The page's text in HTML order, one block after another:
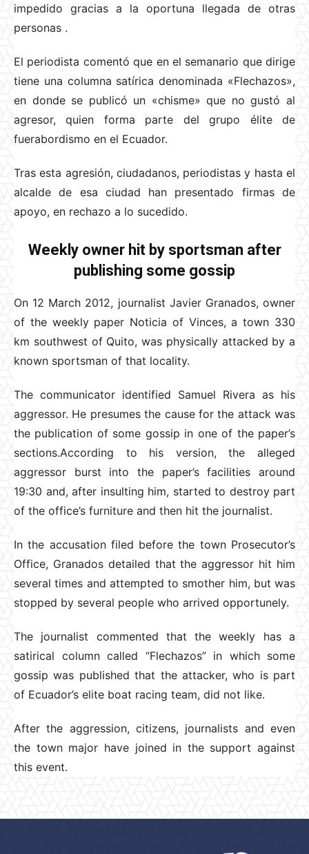
impedido gracias a la oportuna llegada de otras
personas .
El periodista comentó que en el semanario que dirige
tiene una columna satírica denominada «Flechazos»,
en donde se publicó un «chisme» que no gustó al
agresor, quien forma parte del grupo élite de
fuerabordismo en el Ecuador.
Tras esta agresión, ciudadanos, periodistas y hasta el
alcalde de esa ciudad han presentado firmas de
apoyo, en rechazo a lo sucedido.
Weekly owner hit by sportsman after
publishing some gossip
On 12 March 2012, journalist Javier Granados, owner
of the weekly paper Noticia of Vinces, a town 330
km southwest of Quito, was physically attacked by a
known sportsman of that locality.
The communicator identified Samuel Rivera as his
aggressor. He presumes the cause for the attack was
the publication of some gossip in one of the paper’s
sections.According to his version, the alleged
aggressor burst into the paper’s facilities around
19:30 and, after insulting him, started to destroy part
of the office’s furniture and then hit the journalist.
In the accusation filed before the town Prosecutor’s
Office, Granados detailed that the aggressor hit him
several times and attempted to smother him, but was
stopped by several people who arrived opportunely.
The journalist commented that the weekly has a
satirical column called “Flechazos” in which some
gossip was published that the attacker, who is part
of Ecuador’s elite boat racing team, did not like.
After the aggression, citizens, journalists and even
the town major have joined in the support against
this event.